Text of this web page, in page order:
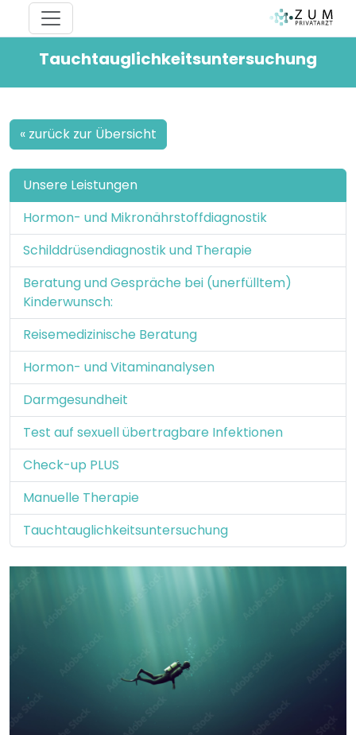
Tauchtauglichkeitsuntersuchung
« zurück zur Übersicht
Unsere Leistungen
Hormon- und Mikronährstoffdiagnostik
Schilddrüsendiagnostik und Therapie
Beratung und Gespräche bei (unerfülltem)
Kinderwunsch:
Reisemedizinische Beratung
Hormon- und Vitaminanalysen
Darmgesundheit
Test auf sexuell übertragbare Infektionen
Check-up PLUS
Manuelle Therapie
Tauchtauglichkeitsuntersuchung